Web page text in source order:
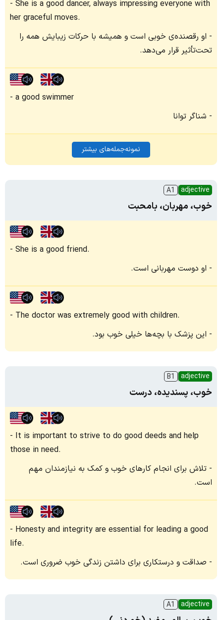
She is a good dancer, always impressing everyone with
her graceful moves.
او رقصنده‌ی خوبی است و همیشه با حرکات زیبایش همه را
تحت‌تأثیر قرار می‌دهد.
a good swimmer
شناگر توانا
نمونه‌جمله‌های بیشتر
adjective
A1
خوب، مهربان، بامحبت
She is a good friend.
او دوست مهربانی است.
The doctor was extremely good with children.
این پزشک با بچه‌ها خیلی خوب بود.
adjective
B1
خوب، پسندیده، درست
It is important to strive to do good deeds and help
those in need.
تلاش برای انجام کارهای خوب و کمک به نیازمندان مهم
است.
Honesty and integrity are essential for leading a good
life.
صداقت و درستکاری برای داشتن زندگی خوب ضروری است.
adjective
A1